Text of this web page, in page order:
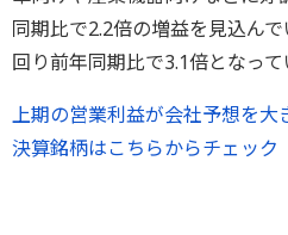
同期比で2.2倍の増益を見込ん
回り前年同期比で3.1倍となって
上期の営業利益が会社予想を大
決算銘柄はこちらからチェック